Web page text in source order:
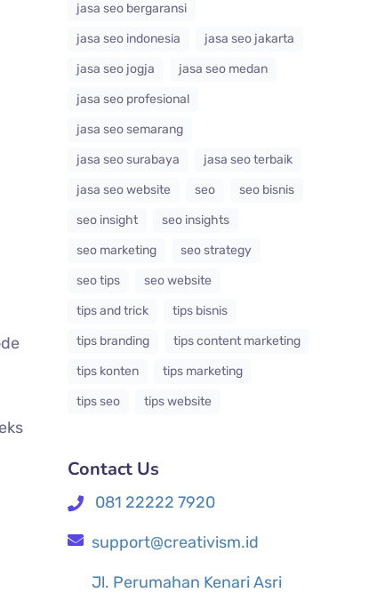
jasa seo bergaransi
jasa seo indonesia
jasa seo jakarta
jasa seo jogja
jasa seo medan
jasa seo profesional
jasa seo semarang
jasa seo surabaya
jasa seo terbaik
jasa seo website
seo
seo bisnis
seo insight
seo insights
seo marketing
seo strategy
seo tips
seo website
tips and trick
tips bisnis
tips branding
tips content marketing
tips konten
tips marketing
tips seo
tips website
Contact Us
081 22222 7920
support@creativism.id
Jl. Perumahan Kenari Asri